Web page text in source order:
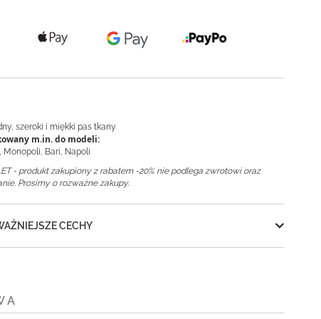
szeroki i miękki pas tkany
m.in. do modeli:
Monopoli, Bari, Napoli
- produkt zakupiony z rabatem -20% nie podlega zwrotowi oraz
Prosimy o rozważne zakupy.
CECHY